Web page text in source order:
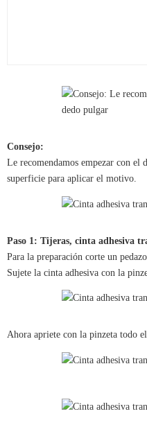
Consejo:
Le recomendamos empezar con el
superficie para aplicar el motivo.
Paso 1: Tijeras, cinta adhesiva
Para la preparación corte un
Sujete la cinta adhesiva con la
Ahora apriete con la pinzeta todo